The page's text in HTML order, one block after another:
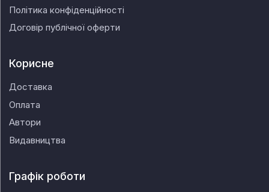
Політика конфіденційності
Договір публічної оферти
Корисне
Доставка
Оплата
Автори
Видавництва
Графік роботи